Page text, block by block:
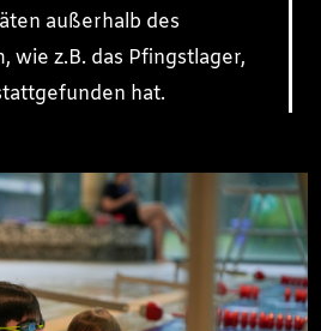
außerhalb des
wie z.B. das Pfingstlager,
hat.